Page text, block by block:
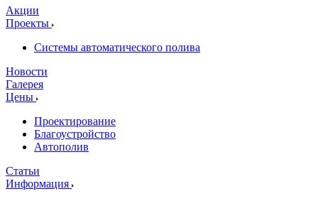
Акции
Проекты
Системы автоматического полива
Новости
Галерея
Цены
Проектирование
Благоустройство
Автополив
Статьи
Информация